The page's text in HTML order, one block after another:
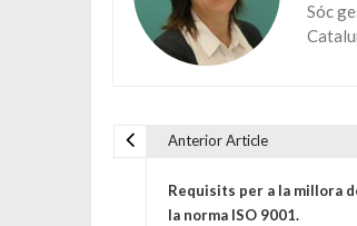
Sóc
Navegació
Anterior Article
Requisits per a la millora
la norma ISO 9001.